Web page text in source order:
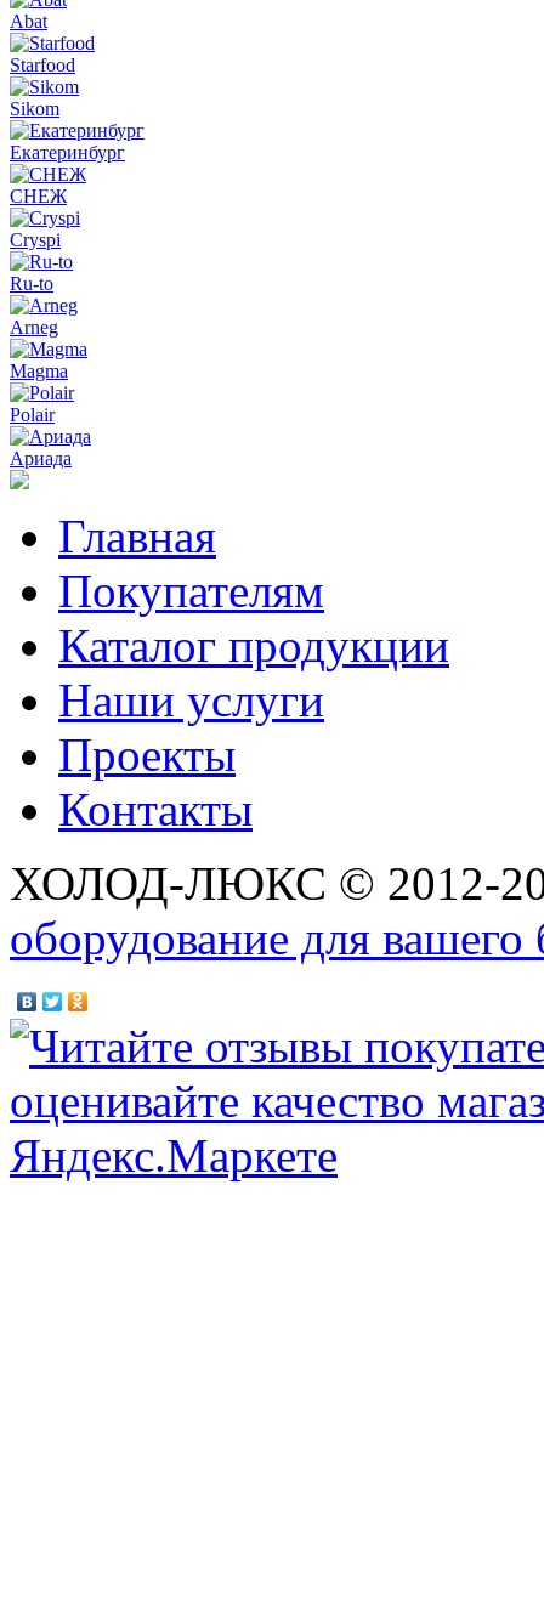
Abat
Starfood
Sikom
Екатеринбург
СНЕЖ
Cryspi
Ru-to
Arneg
Magma
Polair
Ариада
Главная
Покупателям
Каталог продукции
Наши услуги
Проекты
Контакты
ХОЛОД-ЛЮКС © 2012-
оборудование для вашего